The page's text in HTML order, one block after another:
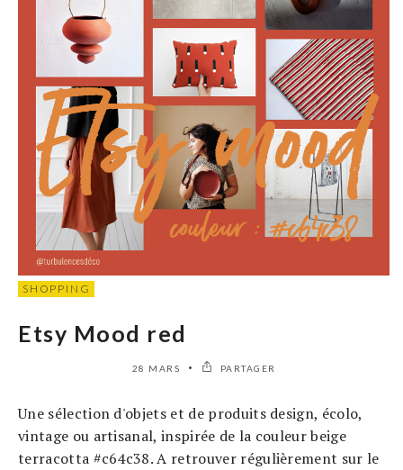
SHOPPING
Etsy Mood red
28 MARS PARTAGER
Une sélection d'objets et de produits design, écolo,
vintage ou artisanal, inspirée de la couleur beige
terracotta #c64c38. A retrouver régulièrement sur le